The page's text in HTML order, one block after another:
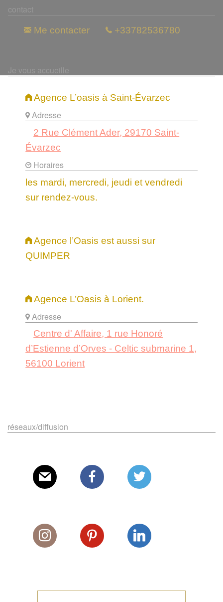
contact
Me contacter +33782536780
Je vous accueille
Agence L’oasis à Saint-Évarzec
Adresse
2 Rue Clément Ader, 29170 Saint-
Évarzec
Horaires
les mardi, mercredi, jeudi et vendredi
sur rendez-vous.
Agence l’Oasis est aussi sur
QUIMPER
Agence L’Oasis à Lorient.
Adresse
Centre d' Affaire, 1 rue Honoré
d’Estienne d’Orves - Celtic submarine 1,
56100 Lorient
réseaux/diffusion